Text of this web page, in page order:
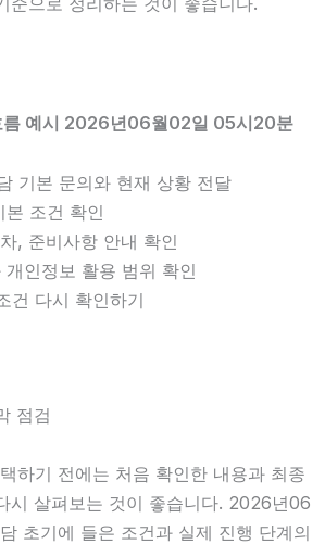
름 예시 2026년06월02일 05시20분
기본 문의와 현재 상황 전달
본 조건 확인
, 준비사항 안내 확인
개인정보 활용 범위 확인
건 다시 확인하기
점검
하기 전에는 처음 확인한 내용과 최종
시 살펴보는 것이 좋습니다. 2026년06
초기에 들은 조건과 실제 진행 단계의